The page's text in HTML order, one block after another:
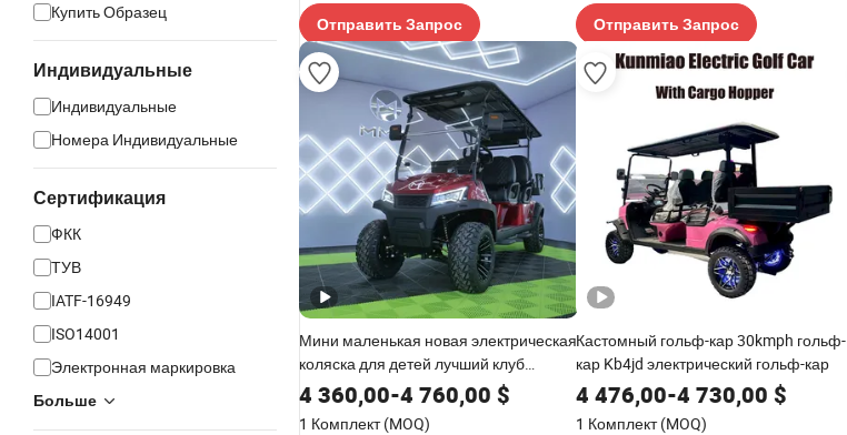
Купить Образец
Индивидуальные
Индивидуальные
Номера Индивидуальные
Сертификация
ФКК
ТУВ
IATF-16949
ISO14001
Электронная маркировка
Больше
Отправить Запрос Отправить Запрос
Мини маленькая новая электрическая
коляска для детей лучший клуб
индивидуальный туристический
гольф-багги автомобиль
4 360,00-4 760,00 $
1 Комплект (MOQ)
Кастомный гольф-кар 30kmph гольф-
кар Kb4jd электрический гольф-кар
4 476,00-4 730,00 $
1 Комплект (MOQ)